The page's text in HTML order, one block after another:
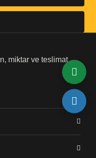
miktar ve teslimat